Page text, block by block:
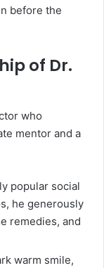
before the
of Dr.
who
mentor and a
popular social
he generously
remedies, and
warm smile,